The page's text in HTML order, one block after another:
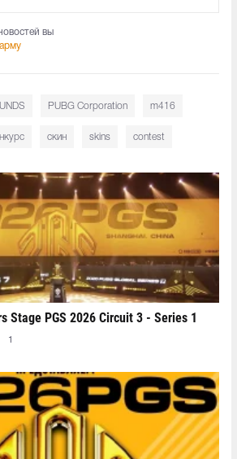
вы
PUBG Corporation m416
скин skins contest
Stage PGS 2026 Circuit 3 - Series 1
1